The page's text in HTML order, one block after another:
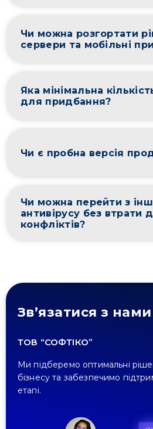
Чи можна розгортати
сервери та мобільні
Яка мінімальна
для придбання?
Чи є пробна версія
Чи можна перейти з
антивірусу без втрати
конфліктів?
Зв’язатися з нами
ТОВ “СОФТІКО”
Ми підберемо оптимальні
бізнесу та забезпечимо
етапі.